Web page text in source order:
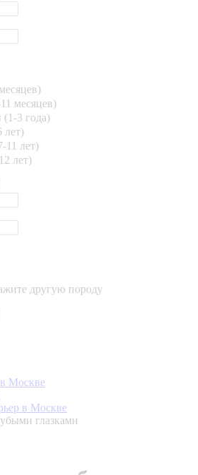
месяцев)
3 года)
лет)
11 лет)
лет)
другую породу
Москве
в Москве
глазками